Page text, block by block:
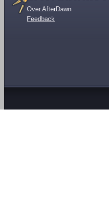
Over AfterDawn
Feedback